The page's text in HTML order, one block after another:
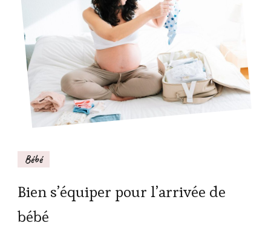
Bébé
Bien s’équiper pour l’arrivée de
bébé